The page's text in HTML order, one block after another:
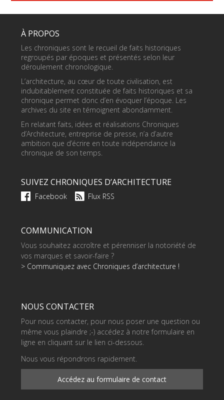
À PROPOS
Les chroniques sont le recueil de faits historiques
regroupés par époques et présentés selon leur
déroulement chronologique.
L’architecture, au cœur de toute civilisation, est
indubitablement constituée de faits historiques et sa
chronique permet donc d’en évoquer l’époque. Les
archives du site en témoignent abondamment.
En relatant faits, idées et réalisations Chroniques
d’Architecture, entreprise de presse, n’a d’autre
ambition que d’écrire en toute indépendance la
chronique de son temps.
SUIVEZ CHRONIQUES D’ARCHITECTURE
Facebook Flux RSS
COMMUNICATION
Vous souhaitez accroître et pérenniser la notoriété de
vos marques et savoir-faire ?
> Communiquez avec Chroniques d’architecture !
NOUS CONTACTER
Pour nous contacter, pour nous poser une question ou
même vous plaindre ;-) accédez à notre formulaire en
ligne en cliquant sur le lien ci-dessous.
Nous vous répondrons rapidement.
Accédez au formulaire de contact